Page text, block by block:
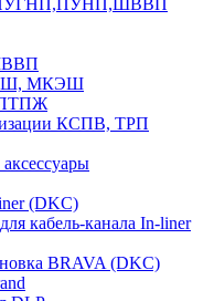
МКЭШ
КСПВ, ТРП
(DKC)
кабель-канала In-liner
BRAVA (DKC)